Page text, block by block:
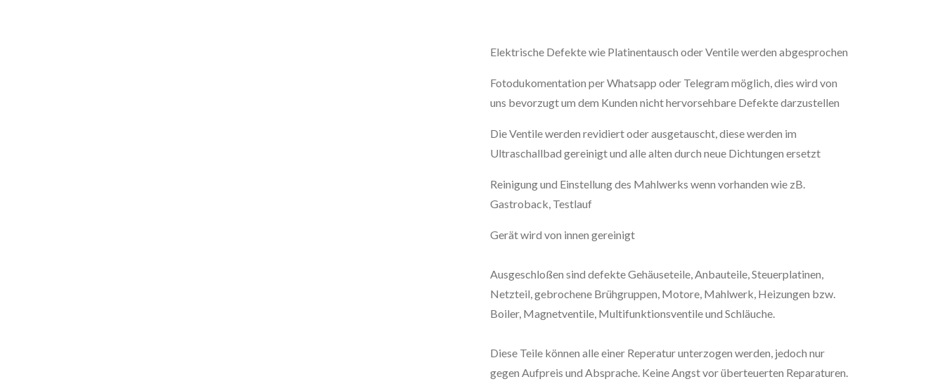
Elektrische Defekte wie Platinentausch oder Ventile werden abgesprochen
Fotodukomentation per Whatsapp oder Telegram möglich, dies wird von
uns bevorzugt um dem Kunden nicht hervorsehbare Defekte darzustellen
Die Ventile werden revidiert oder ausgetauscht, diese werden im
Ultraschallbad gereinigt und alle alten durch neue Dichtungen ersetzt
Reinigung und Einstellung des Mahlwerks wenn vorhanden wie zB.
Gastroback, Testlauf
Gerät wird von innen gereinigt
Ausgeschloßen sind defekte Gehäuseteile, Anbauteile, Steuerplatinen,
Netzteil, gebrochene Brühgruppen, Motore, Mahlwerk, Heizungen bzw.
Boiler, Magnetventile, Multifunktionsventile und Schläuche.
Diese Teile können alle einer Reperatur unterzogen werden, jedoch nur
gegen Aufpreis und Absprache. Keine Angst vor überteuerten Reparaturen.